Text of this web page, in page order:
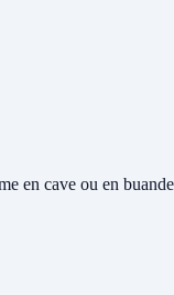
en cave ou en